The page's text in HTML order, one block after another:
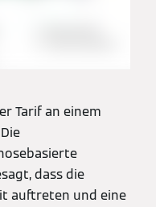
Tarif an einem
dass die
auftreten und eine